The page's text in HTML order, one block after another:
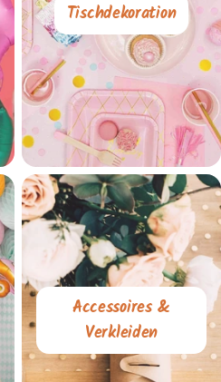
Tischdekoration
Accessoires &
Verkleiden